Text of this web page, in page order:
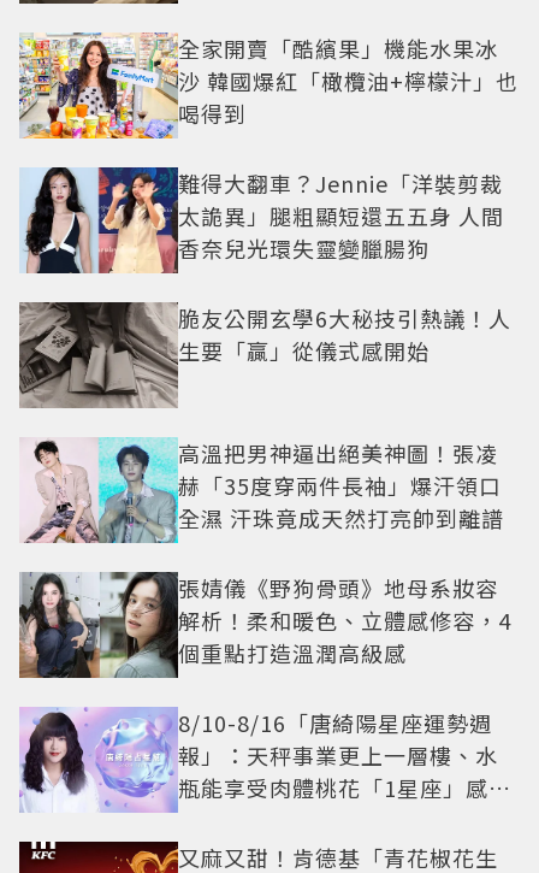
全家開賣「酷繽果」機能水果冰
沙 韓國爆紅「橄欖油+檸檬汁」也
喝得到
難得大翻車？Jennie「洋裝剪裁
太詭異」腿粗顯短還五五身 人間
香奈兒光環失靈變臘腸狗
脆友公開玄學6大秘技引熱議！人
生要「贏」從儀式感開始
高溫把男神逼出絕美神圖！張凌
赫「35度穿兩件長袖」爆汗領口
全濕 汗珠竟成天然打亮帥到離譜
張婧儀《野狗骨頭》地母系妝容
解析！柔和暖色、立體感修容，4
個重點打造溫潤高級感
8/10-8/16「唐綺陽星座運勢週
報」：天秤事業更上一層樓、水
瓶能享受肉體桃花「1星座」感情
又麻又甜！肯德基「青花椒花生